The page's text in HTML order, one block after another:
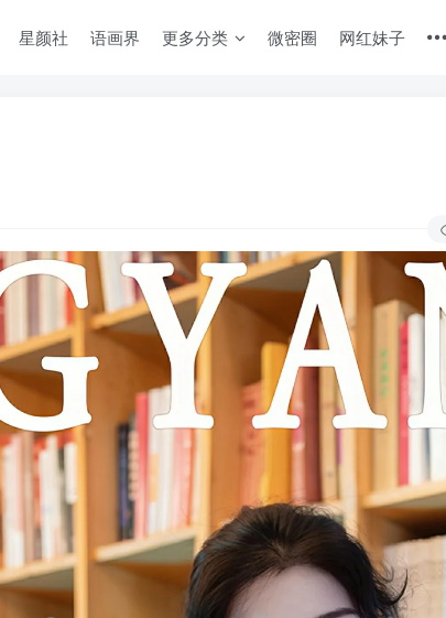
星颜社 语画界 更多分类 微密圈 网红妹子